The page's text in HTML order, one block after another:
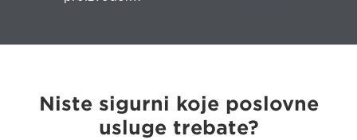
Niste sigurni koje poslovne
usluge trebate?